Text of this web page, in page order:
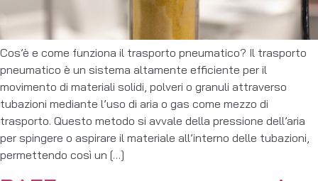
Cos’è e come funziona il trasporto pneumatico? Il trasporto
pneumatico è un sistema altamente efficiente per il
movimento di materiali solidi, polveri o granuli attraverso
tubazioni mediante l’uso di aria o gas come mezzo di
trasporto. Questo metodo si avvale della pressione dell’aria
per spingere o aspirare il materiale all’interno delle tubazioni,
permettendo così un […]